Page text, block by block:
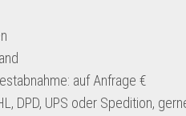
auf Anfrage €
DPD, UPS oder Spedition,